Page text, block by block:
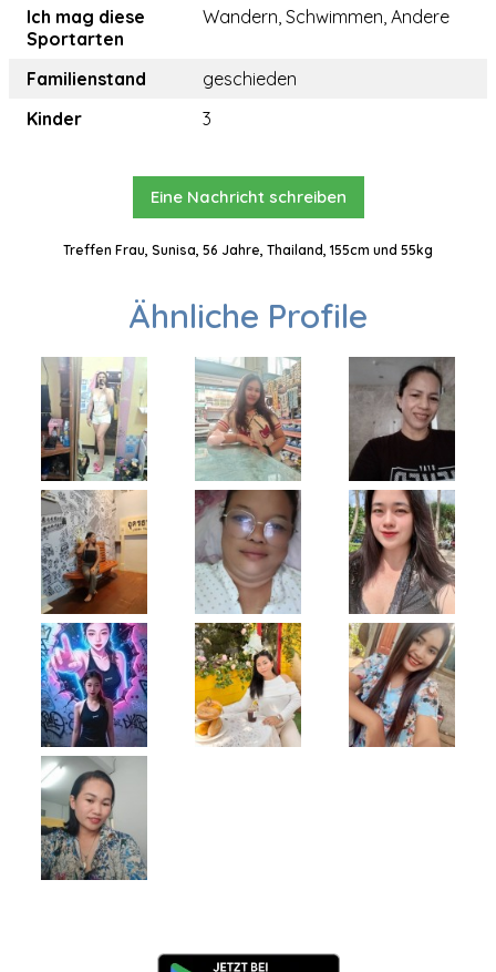
Ich mag diese
Sportarten
Wandern, Schwimmen, Andere
Familienstand
geschieden
Kinder
3
Eine Nachricht schreiben
Treffen Frau, Sunisa, 56 Jahre, Thailand, 155cm und 55kg
Ähnliche Profile